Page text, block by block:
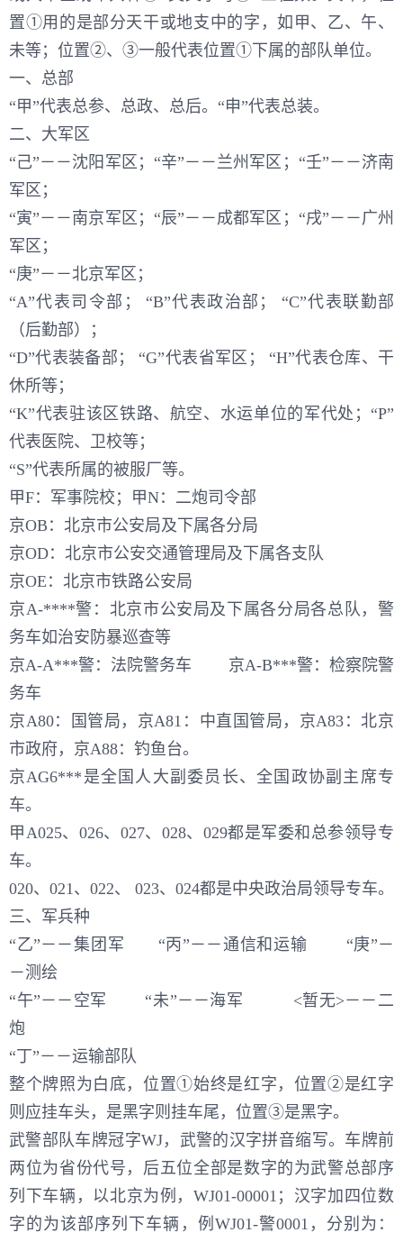
置①用的是部分天干或地支中的字，如甲、乙、午、
未等；位置②、③一般代表位置①下属的部队单位。
一、总部
“甲”代表总参、总政、总后。“申”代表总装。
二、大军区
“己”－－沈阳军区；“辛”－－兰州军区；“壬”－－济南
军区；
“寅”－－南京军区；“辰”－－成都军区；“戌”－－广州
军区；
“庚”－－北京军区；
“A”代表司令部； “B”代表政治部； “C”代表联勤部
（后勤部）；
“D”代表装备部； “G”代表省军区； “H”代表仓库、干
休所等；
“K”代表驻该区铁路、航空、水运单位的军代处；“P”
代表医院、卫校等；
“S”代表所属的被服厂等。
甲F：军事院校；甲N：二炮司令部
京OB：北京市公安局及下属各分局
京OD：北京市公安交通管理局及下属各支队
京OE：北京市铁路公安局
京A-****警：北京市公安局及下属各分局各总队，警
务车如治安防暴巡查等
京A-A***警：法院警务车 京A-B***警：检察院警
务车
京A80：国管局，京A81：中直国管局，京A83：北京
市政府，京A88：钓鱼台。
京AG6***是全国人大副委员长、全国政协副主席专
车。
甲A025、026、027、028、029都是军委和总参领导专
车。
020、021、022、 023、024都是中央政治局领导专车。
三、军兵种
“乙”－－集团军 “丙”－－通信和运输 “庚”－
－测绘
“午”－－空军 “未”－－海军 <暂无>－－二
炮
“丁”－－运输部队
整个牌照为白底，位置①始终是红字，位置②是红字
则应挂车头，是黑字则挂车尾，位置③是黑字。
武警部队车牌冠字WJ，武警的汉字拼音缩写。车牌前
两位为省份代号，后五位全部是数字的为武警总部序
列下车辆，以北京为例，WJ01-00001；汉字加四位数
字的为该部序列下车辆，例WJ01-警0001，分别为：